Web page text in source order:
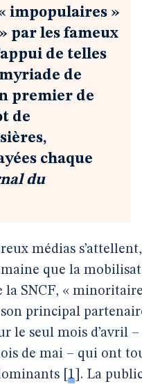
impopulaires »
par les fameux
de telles
de
premier de
de
chaque
du
médias
que la
SNCF, «
son principal
le seul mois d’avril
de mai – qui ont
1 . La